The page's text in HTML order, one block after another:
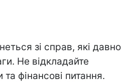
зі справ, які давно
Не відкладайте
фінансові питання.